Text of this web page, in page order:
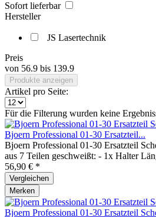
Sofort lieferbar
Hersteller
JS Lasertechnik
Preis
von 56.9 bis 139.9
Produkte anzeigen
Artikel pro Seite:
Für die Filterung wurden keine
Bjoern Professional 01-30 Ersatzteil...
Bjoern Professional 01-30 Ersatzteil
aus 7 Teilen geschweißt: - 1x Halter
56,90 € *
Vergleichen
Merken
Bjoern Professional 01-30 Ersatzteil